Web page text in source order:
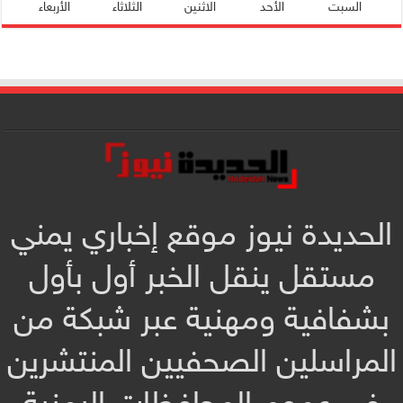
السبت الأحد الاثنين الثلاثاء الأربعاء
الحديدة نيوز موقع إخباري يمني
مستقل ينقل الخبر أول بأول
بشفافية ومهنية عبر شبكة من
المراسلين الصحفيين المنتشرين